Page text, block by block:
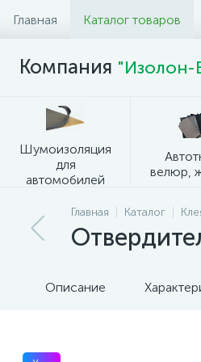
Главная Каталог товаров
Компания "Изолон-
Шумоизоляция
для
автомобилей
велюр,
Главная Каталог
Описание